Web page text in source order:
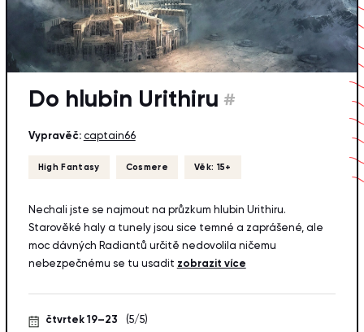
Do hlubin Urithiru #
Vypravěč: captain66
High Fantasy Cosmere Věk: 15+
Nechali jste se najmout na průzkum hlubin Urithiru.
Starověké haly a tunely jsou sice temné a zaprášené, ale
moc dávných Radiantů určitě nedovolila ničemu
nebezpečnému se tu usadit zobrazit více
čtvrtek 19–23 (5/5)